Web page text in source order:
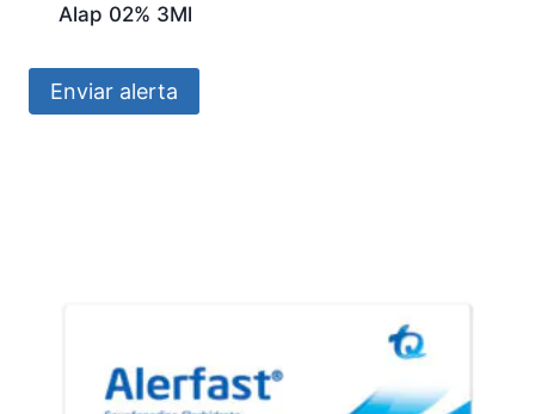
Alap 02% 3Ml
Enviar alerta